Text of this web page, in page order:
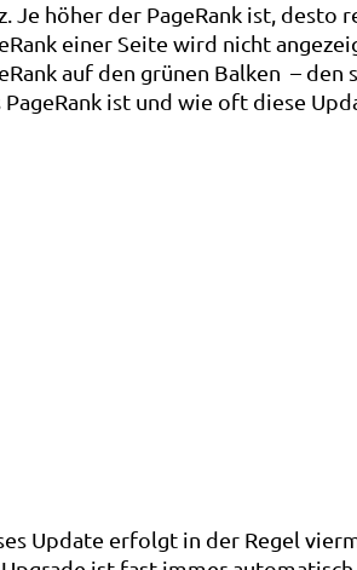
Je höher der PageRank ist, desto
einer Seite wird nicht
auf den grünen Balken – den
PageRank ist und wie oft diese
Update erfolgt in der Regel